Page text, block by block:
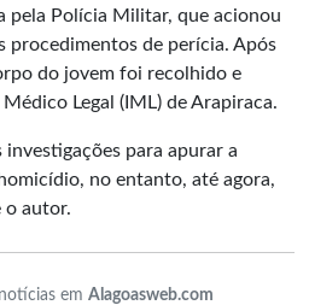
pela Polícia Militar, que acionou
procedimentos de perícia. Após
do jovem foi recolhido e
Legal (IML) de Arapiraca.
para apurar a
no entanto, até agora,
o autor.
em Alagoasweb.com